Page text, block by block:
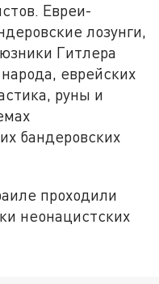
Евреи-
лозунги,
Гитлера
еврейских
руны и
бандеровских
проходили
неонацистских